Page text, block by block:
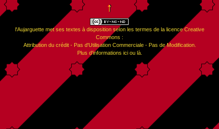
↑
l'Aujarguettemet ses textes à disposition selon les termes de la licence Creative
Commons :
Attribution du crédit - Pas d'Utilisation Commerciale - Pas de Modification.
Plus d'informations iciou là.